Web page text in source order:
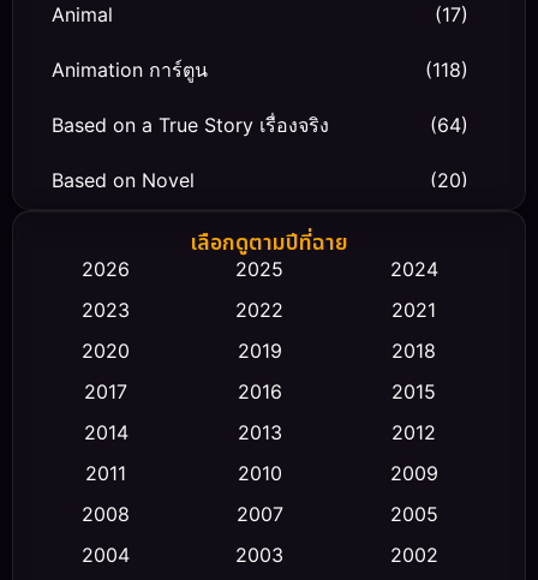
Animal (17)
Animation การ์ตูน (118)
Based on a True Story เรื่องจริง (64)
Based on Novel (20)
Biography ชีวิตจริง
Classic หนังคลาสสิก (23)
Comedy ตลก (458)
Conspiracy
Crime อาชญากรรม (347)
เลือกดูตามปีที่ฉาย
2026 2025
2024
2023
2022
2021
2020
2019
2018
2017
2016
2015
2014
2013
2012
2011
2010
2009
2008
2007
2005
2004
2003
2002